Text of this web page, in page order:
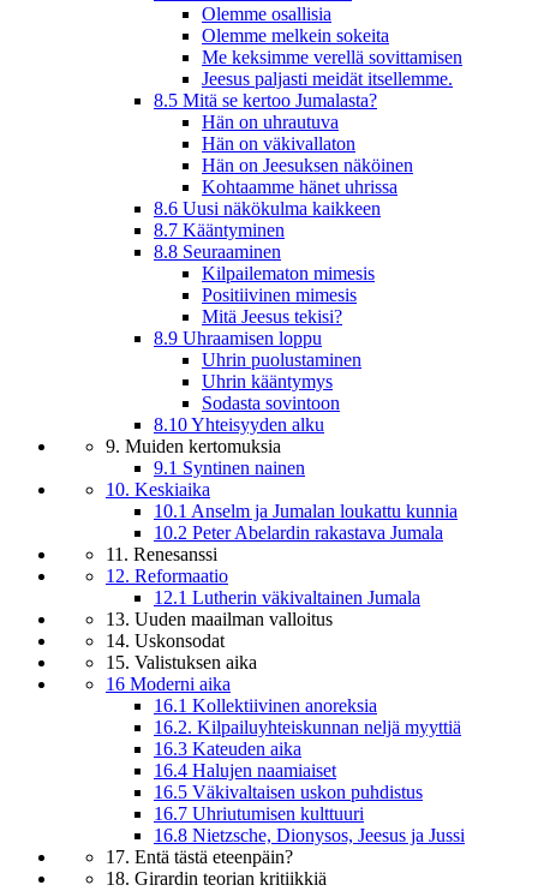
Olemme osallisia
Olemme melkein sokeita
Me keksimme verellä sovittamisen
Jeesus paljasti meidät itsellemme.
8.5 Mitä se kertoo Jumalasta?
Hän on uhrautuva
Hän on väkivallaton
Hän on Jeesuksen näköinen
Kohtaamme hänet uhrissa
8.6 Uusi näkökulma kaikkeen
8.7 Kääntyminen
8.8 Seuraaminen
Kilpailematon mimesis
Positiivinen mimesis
Mitä Jeesus tekisi?
8.9 Uhraamisen loppu
Uhrin puolustaminen
Uhrin kääntymys
Sodasta sovintoon
8.10 Yhteisyyden alku
9. Muiden kertomuksia
9.1 Syntinen nainen
10. Keskiaika
10.1 Anselm ja Jumalan loukattu kunnia
10.2 Peter Abelardin rakastava Jumala
11. Renesanssi
12. Reformaatio
12.1 Lutherin väkivaltainen Jumala
13. Uuden maailman valloitus
14. Uskonsodat
15. Valistuksen aika
16 Moderni aika
16.1 Kollektiivinen anoreksia
16.2. Kilpailuyhteiskunnan neljä myyttiä
16.3 Kateuden aika
16.4 Halujen naamiaiset
16.5 Väkivaltaisen uskon puhdistus
16.7 Uhriutumisen kulttuuri
16.8 Nietzsche, Dionysos, Jeesus ja Jussi
17. Entä tästä eteenpäin?
18. Girardin teorian kritiikkiä